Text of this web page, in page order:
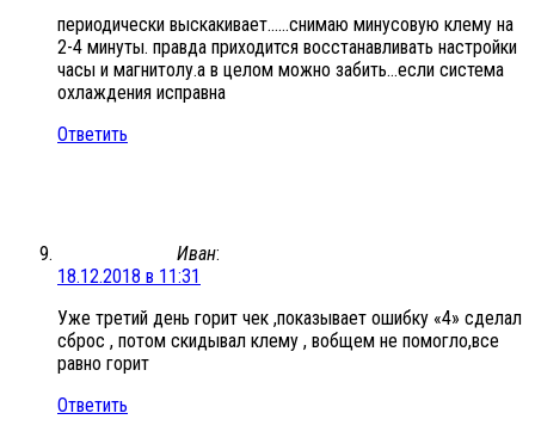
периодически выскакивает……снимаю минусовую клему на
2-4 минуты. правда приходится восстанавливать настройки
часы и магнитолу.а в целом можно забить…если система
охлаждения исправна
Ответить
Иван:
18.12.2018 в 11:31
Уже третий день горит чек ,показывает ошибку «4» сделал
сброс , потом скидывал клему , вобщем не помогло,все
равно горит
Ответить